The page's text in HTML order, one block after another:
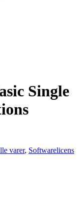
Single
varer, Softwarelicens